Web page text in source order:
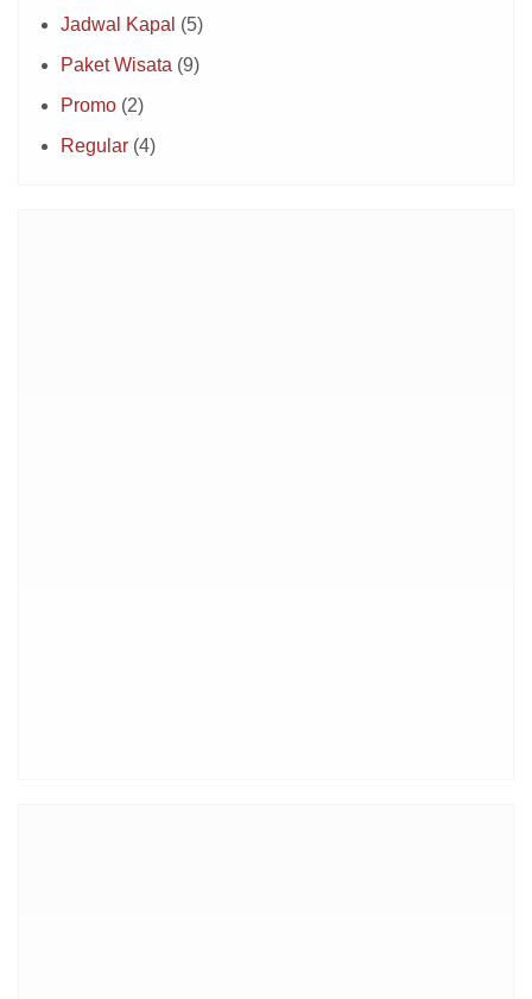
Jadwal Kapal (5)
Paket Wisata (9)
Promo (2)
Regular (4)